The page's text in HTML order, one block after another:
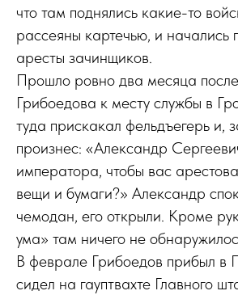
что там поднялись какие-то
рассеяны картечью, и начались
аресты зачинщиков.
Прошло ровно два месяца
Грибоедова к месту службы в
туда прискакал фельдъегерь и,
произнес: «Александр
императора, чтобы вас
вещи и бумаги?» Александр
чемодан, его открыли. Кроме
ума» там ничего не
В феврале Грибоедов прибыл в
сидел на гауптвахте Главного